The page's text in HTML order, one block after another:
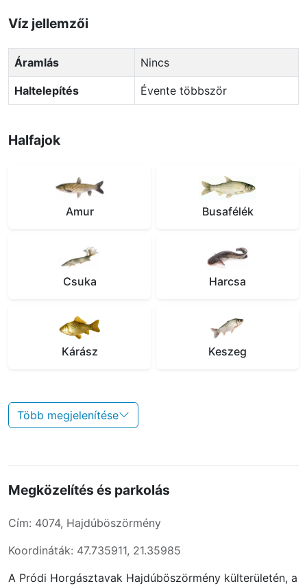
Víz jellemzői
Áramlás Nincs
Haltelepítés Évente többször
Halfajok
Amur Busafélék
Csuka Harcsa
Kárász Keszeg
Több megjelenítése
Megközelítés és parkolás
Cím: 4074, Hajdúböszörmény
Koordináták: 47.735911, 21.35985
A Pródi Horgásztavak Hajdúböszörmény külterületén, a